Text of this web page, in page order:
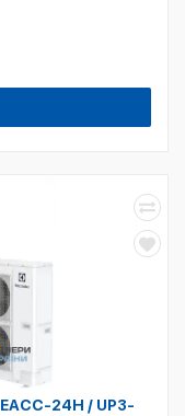
24H / UP3-